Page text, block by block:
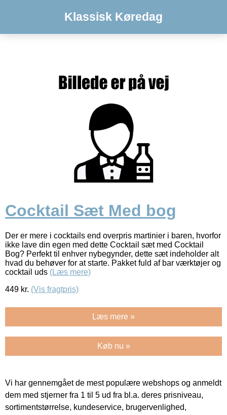
Klassisk Køredag
Cocktail Sæt Med bog
Der er mere i cocktails end overpris martinier i baren, hvorfor
ikke lave din egen med dette Cocktail sæt med Cocktail
Bog? Perfekt til enhver nybegynder, dette sæt indeholder alt
hvad du behøver for at starte. Pakket fuld af bar værktøjer og
cocktail uds (Læs mere)
449 kr. (Vis fragtpris)
Læs mere »
Køb nu »
Vi har gennemgået de mest populære webshops og anmeldt
dem med stjerner fra 1 til 5 ud fra bl.a. deres prisniveau,
sortimentstørrelse, kundeservice, brugervenlighed,